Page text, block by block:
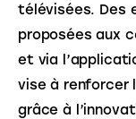
télévisées. Des
proposées aux
et via
vise à renforcer
grâce à